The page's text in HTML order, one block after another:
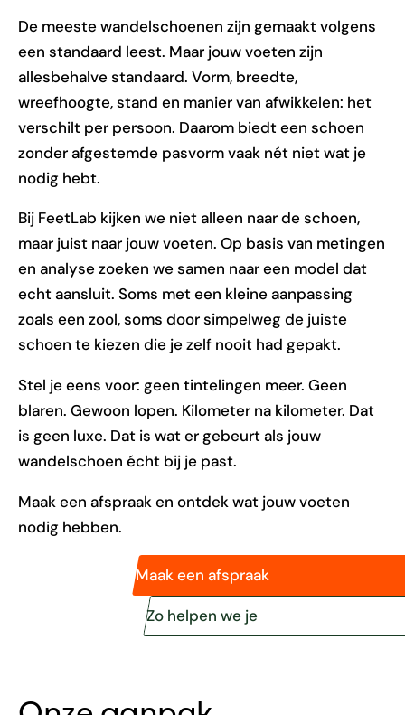
De meeste wandelschoenen zijn gemaakt volgens
een standaard leest. Maar jouw voeten zijn
allesbehalve standaard. Vorm, breedte,
wreefhoogte, stand en manier van afwikkelen: het
verschilt per persoon. Daarom biedt een schoen
zonder afgestemde pasvorm vaak nét niet wat je
nodig hebt.
Bij FeetLab kijken we niet alleen naar de schoen,
maar juist naar jouw voeten. Op basis van metingen
en analyse zoeken we samen naar een model dat
echt aansluit. Soms met een kleine aanpassing
zoals een zool, soms door simpelweg de juiste
schoen te kiezen die je zelf nooit had gepakt.
Stel je eens voor: geen tintelingen meer. Geen
blaren. Gewoon lopen. Kilometer na kilometer. Dat
is geen luxe. Dat is wat er gebeurt als jouw
wandelschoen écht bij je past.
Maak een afspraak en ontdek wat jouw voeten
nodig hebben.
Maak een afspraak
Zo helpen we je